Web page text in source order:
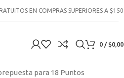
EN COMPRAS SUPERIORES A $150
0 / $0,00
para 18 Puntos